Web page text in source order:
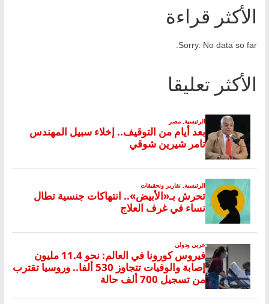
الأكثر قراءة
Sorry. No data so far.
الأكثر تعليقا